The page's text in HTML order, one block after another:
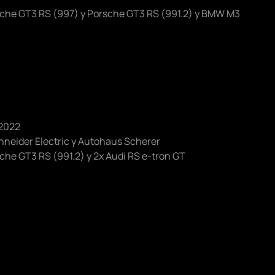
GT3 RS (997) y Porsche GT3 RS (991.2) y BMW M3
Electric y Autohaus Scherer
GT3 RS (991.2) y 2x Audi RS e-tron GT